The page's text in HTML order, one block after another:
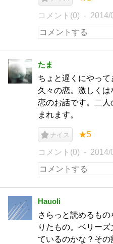
コメント(0) 2014/
たま
ちょと遅くにやっ
久々の恋。激しく
恋のお話です。二
まれます。
ナイス ★5
コメント(0) 2014/
Hauoli
さらっと読めるも
りたもの。ベリー
ているのかな？そ